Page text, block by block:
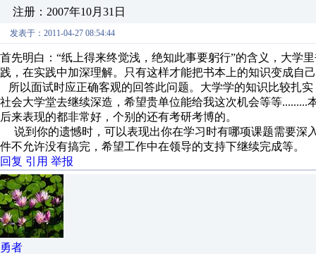
注册：2007年10月31日
发表于：2011-04-27 08:54:44
首先明白：“纸上得来终觉浅，绝知此事要躬行”的含义，大学
践，在实践中加深理解。只有这样才能把书本上的知识变成自
所以面试时应正确客观的回答此问题。大学学的知识比较扎
社会大学堂去继续深造，希望贵单位能给我这次机会等等
后来表现的都非常好，个别的还有考研考博的。
说到你的遗憾时，可以表现出你在学习时有哪项课题需要深
件不允许没有搞完，希望工作中在领导的支持下继续完成等。
回复 引用 举报
勇者